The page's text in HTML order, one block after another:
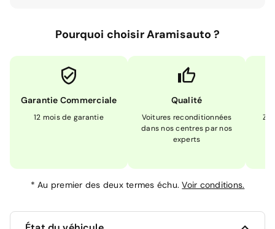
Pourquoi choisir Aramisauto ?
Garantie Commerciale
12 mois de garantie
Qualité
Voitures reconditionnées
dans nos centres par nos
experts
*Au premier des deux termes échu.Voir conditions.